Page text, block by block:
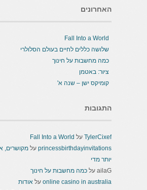
האחרונים
Fall Into a World
שלושה כללים לחיים בעולם הסלולרי
כמה מחשבות על חינוך
ציור: באטמן
קומיקס ישן – שנה א'
התגובות
TylerCixefעלFall Into a World
princessbirthdayinvitationsעלמקושרים, אבל
יותר מדי
ailaGעלכמה מחשבות על חינוך
online casino in australiaעלאודות